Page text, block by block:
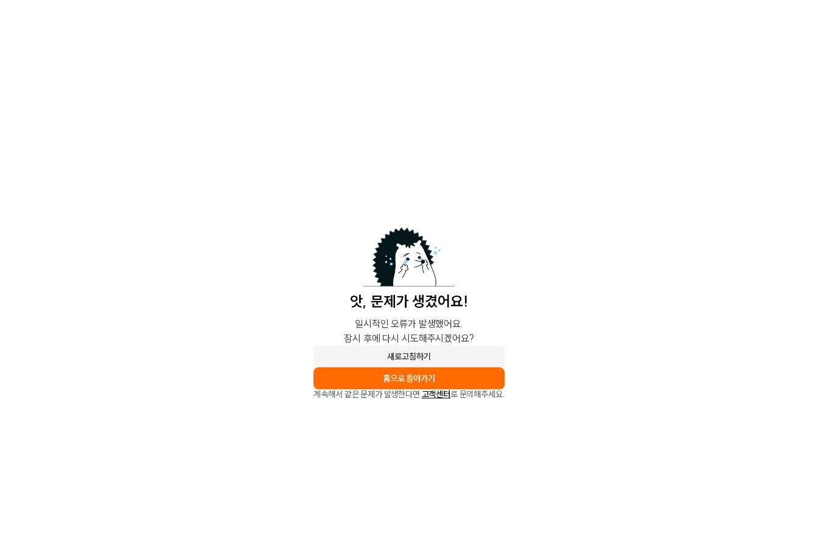
앗, 문제가 생겼어요!
일시적인 오류가 발생했어요.
잠시 후에 다시 시도해주시겠어요?
새로고침하기
홈으로 돌아가기
계속해서 같은 문제가 발생한다면 고객센터로 문의해주세요.